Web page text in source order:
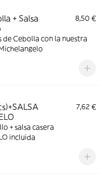
+ Salsa
8,50 €
de Cebolla con la nuestra
7,62 €
+ salsa casera
incluida